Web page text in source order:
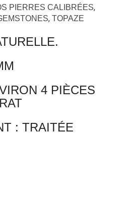
PIERRES CALIBRÉES,
, TOPAZE
4 PIÈCES
: TRAITÉE